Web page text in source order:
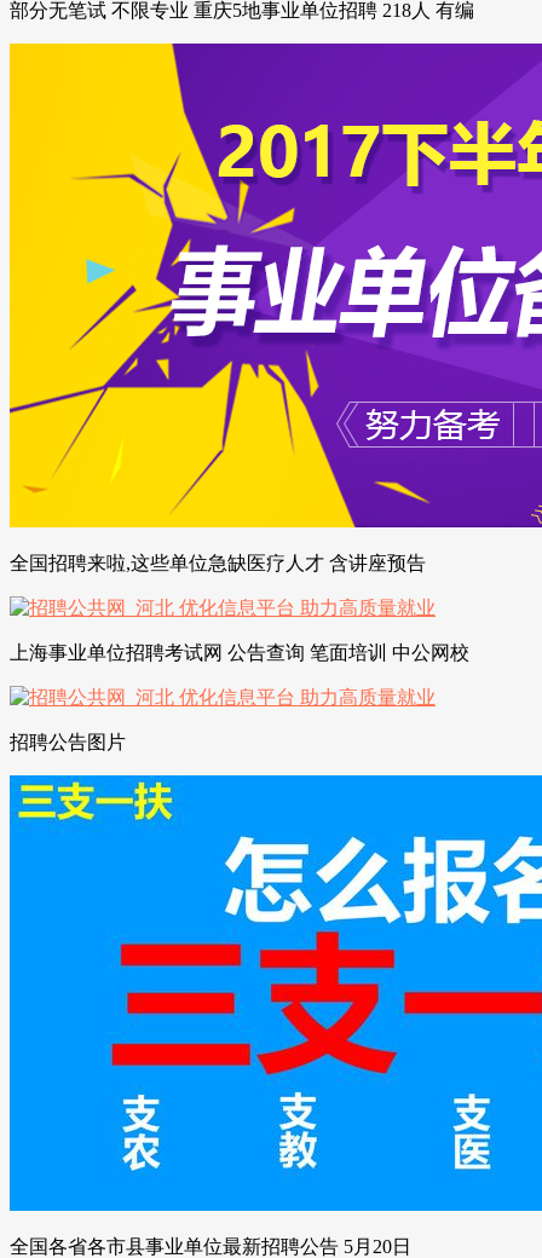
部分无笔试 不限专业 重庆5地事业单位招聘 218人 有编
全国招聘来啦,这些单位急缺医疗人才 含讲座预告
上海事业单位招聘考试网 公告查询 笔面培训 中公网校
招聘公告图片
全国各省各市县事业单位最新招聘公告 5月20日